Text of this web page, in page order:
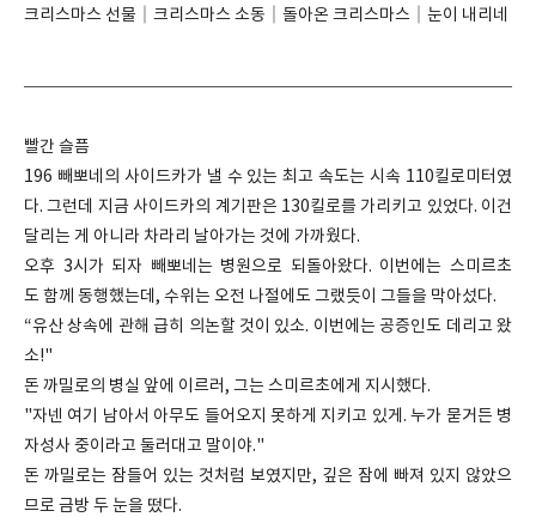
크리스마스 선물｜크리스마스 소동｜돌아온 크리스마스｜눈이 내리네
빨간 슬픔
196 빼뽀네의 사이드카가 낼 수 있는 최고 속도는 시속 110킬로미터였
다. 그런데 지금 사이드카의 계기판은 130킬로를 가리키고 있었다. 이건
달리는 게 아니라 차라리 날아가는 것에 가까웠다.
오후 3시가 되자 빼뽀네는 병원으로 되돌아왔다. 이번에는 스미르초
도 함께 동행했는데, 수위는 오전 나절에도 그랬듯이 그들을 막아섰다.
“유산 상속에 관해 급히 의논할 것이 있소. 이번에는 공증인도 데리고 왔
소!"
돈 까밀로의 병실 앞에 이르러, 그는 스미르초에게 지시했다.
"자넨 여기 남아서 아무도 들어오지 못하게 지키고 있게. 누가 묻거든 병
자성사 중이라고 둘러대고 말이야."
돈 까밀로는 잠들어 있는 것처럼 보였지만, 깊은 잠에 빠져 있지 않았으
므로 금방 두 눈을 떴다.